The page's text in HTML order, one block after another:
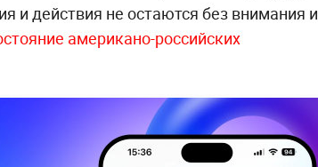
и действия не остаются без внимания и
американо-российских